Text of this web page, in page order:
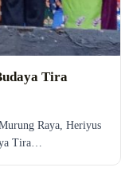
Tira
Raya, Heriyus
Tira…